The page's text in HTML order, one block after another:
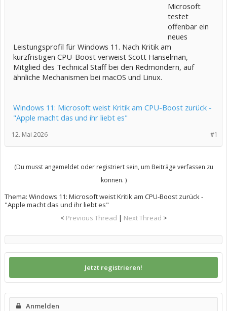
Microsoft
testet
offenbar ein
neues
Leistungsprofil für Windows 11. Nach Kritik am
kurzfristigen CPU-Boost verweist Scott Hanselman,
Mitglied des Technical Staff bei den Redmondern, auf
ähnliche Mechanismen bei macOS und Linux.
Windows 11: Microsoft weist Kritik am CPU-Boost zurück -
"Apple macht das und ihr liebt es"
#1
12. Mai 2026
(Du musst angemeldet oder registriert sein, um Beiträge verfassen zu
können. )
Thema: Windows 11: Microsoft weist Kritik am CPU-Boost zurück -
"Apple macht das und ihr liebt es"
< Previous Thread | Next Thread >
Jetzt registrieren!
Anmelden